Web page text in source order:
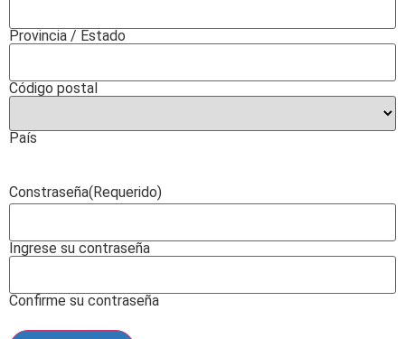
Provincia / Estado
Código postal
País
Constraseña(Requerido)
Ingrese su contraseña
Confirme su contraseña